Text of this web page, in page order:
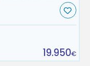
19.950€